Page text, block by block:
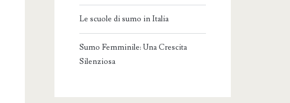
Le scuole di sumo in Italia
Sumo Femminile: Una Crescita
Silenziosa